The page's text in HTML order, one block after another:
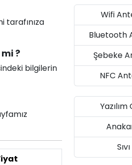
tarafınıza
?
bilgilerin
Wifi
Bluetooth
Şebeke
NFC